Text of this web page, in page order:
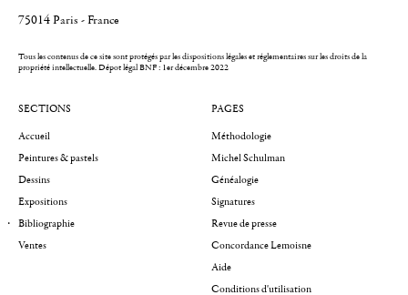
75014 Paris - France
Tous les contenus de ce site sont protégés par les dispositions légales et réglementaires sur les droits de la
propriété intellectuelle.Dépot légal BNF : 1er décembre 2022
SECTIONS
Accueil
Peintures & pastels
Dessins
Expositions
Bibliographie
Ventes
PAGES
Méthodologie
Michel Schulman
Généalogie
Signatures
Revue de presse
Concordance Lemoisne
Aide
Conditions d'utilisation